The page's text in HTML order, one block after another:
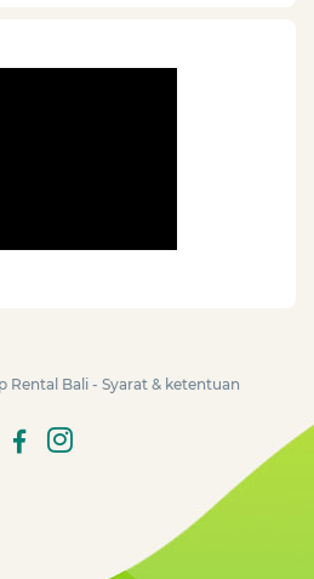
Rental Bali- Syarat & ketentuan